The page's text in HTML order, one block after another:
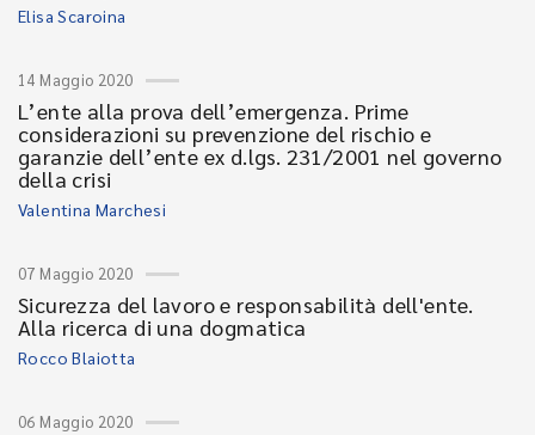
Elisa Scaroina
14 Maggio 2020
L’ente alla prova dell’emergenza. Prime
considerazioni su prevenzione del rischio e
garanzie dell’ente ex d.lgs. 231/2001 nel governo
della crisi
Valentina Marchesi
07 Maggio 2020
Sicurezza del lavoro e responsabilità dell'ente.
Alla ricerca di una dogmatica
Rocco Blaiotta
06 Maggio 2020